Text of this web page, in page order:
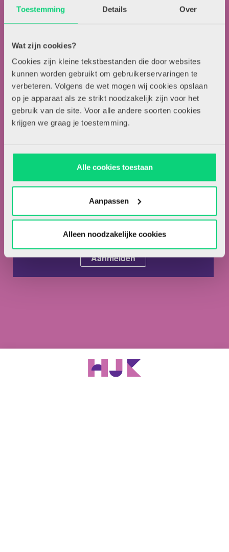
Toestemming Details Over
Wat zijn cookies?
Cookies zijn kleine tekstbestanden die door websites
kunnen worden gebruikt om gebruikerservaringen te
verbeteren. Volgens de wet mogen wij cookies opslaan
op je apparaat als ze strikt noodzakelijk zijn voor het
gebruik van de site. Voor alle andere soorten cookies
krijgen we graag je toestemming.
Alle cookies toestaan
Aanpassen
Alleen noodzakelijke cookies
Nieuwsbrief
Meld je hieronder aan voor de nieuwsbrief van HJK
Over HJK
Artikel insturen
Adverteren in HJK
Contact
5041 SE Tilburg